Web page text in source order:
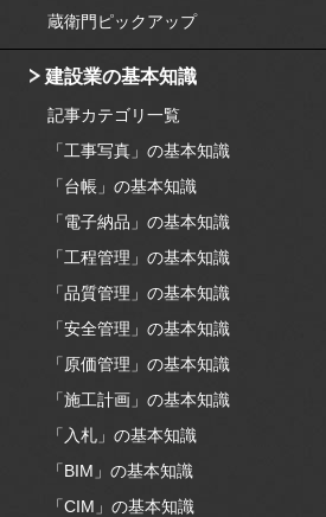
蔵衛門ピックアップ
建設業の基本知識
記事カテゴリ一覧
「工事写真」の基本知識
「台帳」の基本知識
「電子納品」の基本知識
「工程管理」の基本知識
「品質管理」の基本知識
「安全管理」の基本知識
「原価管理」の基本知識
「施工計画」の基本知識
「入札」の基本知識
「BIM」の基本知識
「CIM」の基本知識